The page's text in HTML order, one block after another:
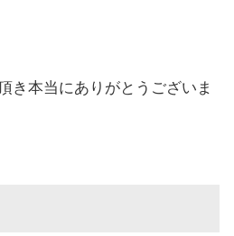
き本当にありがとうございま